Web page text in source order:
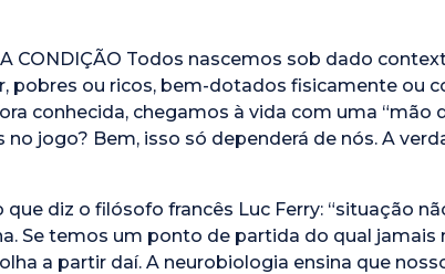
CONDIÇÃO Todos nascemos sob dado
pobres ou ricos, bem-dotados fisicamente ou
conhecida, chegamos à vida com uma “mão
jogo? Bem, isso só dependerá de nós. A
diz o filósofo francês Luc Ferry: “situação
Se temos um ponto de partida do qual jamais
a partir daí. A neurobiologia ensina que